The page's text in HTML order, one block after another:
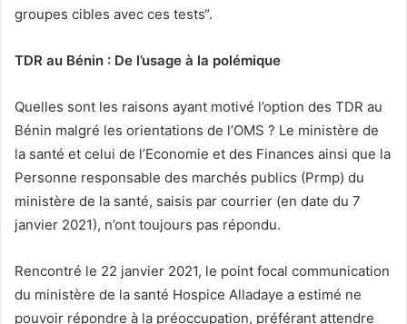
groupes cibles avec ces tests“.
TDR au Bénin : De l’usage à la polémique
Quelles sont les raisons ayant motivé l’option des TDR au
Bénin malgré les orientations de l’OMS ? Le ministère de
la santé et celui de l’Economie et des Finances ainsi que la
Personne responsable des marchés publics (Prmp) du
ministère de la santé, saisis par courrier (en date du 7
janvier 2021), n’ont toujours pas répondu.
Rencontré le 22 janvier 2021, le point focal communication
du ministère de la santé Hospice Alladaye a estimé ne
pouvoir répondre à la préoccupation, préférant attendre